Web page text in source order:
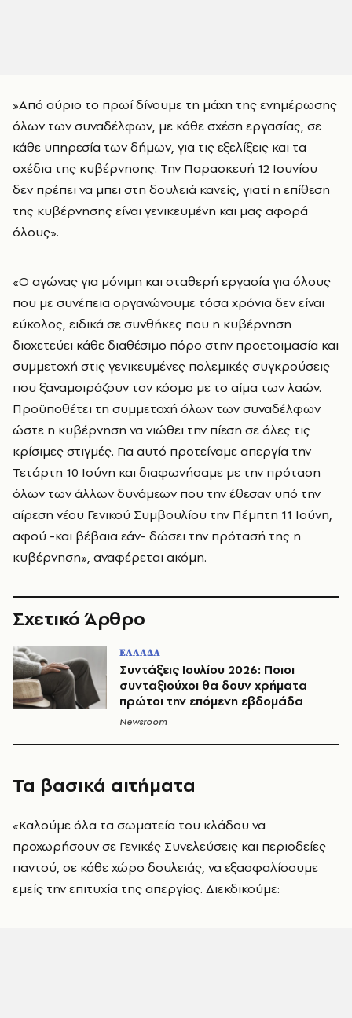
»Από αύριο το πρωί δίνουμε τη μάχη της ενημέρωσης
όλων των συναδέλφων, με κάθε σχέση εργασίας, σε
κάθε υπηρεσία των δήμων, για τις εξελίξεις και τα
σχέδια της κυβέρνησης. Την Παρασκευή 12 Ιουνίου
δεν πρέπει να μπει στη δουλειά κανείς, γιατί η επίθεση
της κυβέρνησης είναι γενικευμένη και μας αφορά
όλους».
«Ο αγώνας για μόνιμη και σταθερή εργασία για όλους
που με συνέπεια οργανώνουμε τόσα χρόνια δεν είναι
εύκολος, ειδικά σε συνθήκες που η κυβέρνηση
διοχετεύει κάθε διαθέσιμο πόρο στην προετοιμασία και
συμμετοχή στις γενικευμένες πολεμικές συγκρούσεις
που ξαναμοιράζουν τον κόσμο με το αίμα των λαών.
Προϋποθέτει τη συμμετοχή όλων των συναδέλφων
ώστε η κυβέρνηση να νιώθει την πίεση σε όλες τις
κρίσιμες στιγμές. Για αυτό προτείναμε απεργία την
Τετάρτη 10 Ιούνη και διαφωνήσαμε με την πρόταση
όλων των άλλων δυνάμεων που την έθεσαν υπό την
αίρεση νέου Γενικού Συμβουλίου την Πέμπτη 11 Ιούνη,
αφού -και βέβαια εάν- δώσει την πρότασή της η
κυβέρνηση», αναφέρεται ακόμη.
Σχετικό Άρθρο
ΕΛΛΑΔΑ
Συντάξεις Ιουλίου 2026: Ποιοι
συνταξιούχοι θα δουν χρήματα
πρώτοι την επόμενη εβδομάδα
Newsroom
Τα βασικά αιτήματα
«Καλούμε όλα τα σωματεία του κλάδου να
προχωρήσουν σε Γενικές Συνελεύσεις και περιοδείες
παντού, σε κάθε χώρο δουλειάς, να εξασφαλίσουμε
εμείς την επιτυχία της απεργίας. Διεκδικούμε: